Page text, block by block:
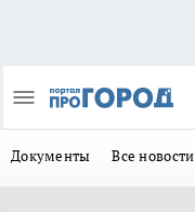
Документы Все новости